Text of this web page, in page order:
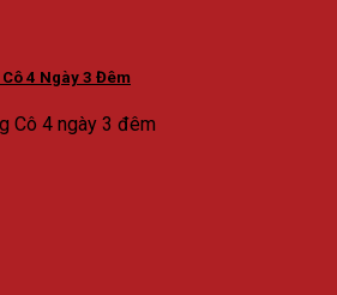
4 Ngày 3 Đêm
Cô 4 ngày 3 đêm